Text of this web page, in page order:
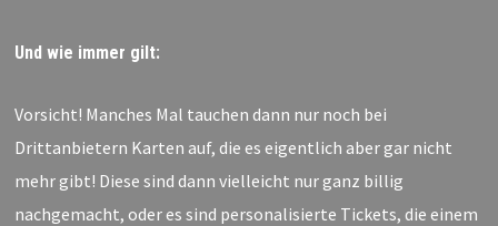
Und wie immer gilt:
Vorsicht! Manches Mal tauchen dann nur noch bei
Drittanbietern Karten auf, die es eigentlich aber gar nicht
mehr gibt! Diese sind dann vielleicht nur ganz billig
nachgemacht, oder es sind personalisierte Tickets, die einem